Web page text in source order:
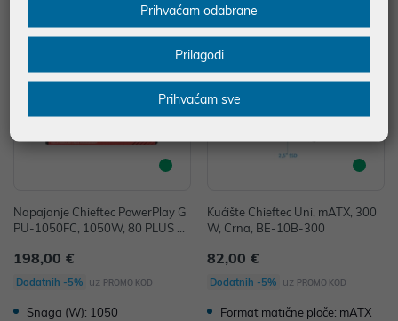
Napajanje Chieftec PowerPlay G
PU-1050FC, 1050W, 80 PLUS PL
198,00 €
Dodatnih -5% uz PROMO KOD
Snaga (W): 1050
Kućište Chieftec Uni, mATX, 300
W, Crna, BE-10B-300
82,00 €
Dodatnih -5% uz PROMO KOD
Format matične ploče: mATX
Prihvaćam odabrane
Prilagodi
Prihvaćam sve